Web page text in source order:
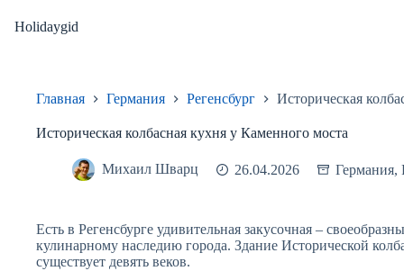
Holidaygid
Главная Германия Регенсбург Историческая
Историческая колбасная кухня у Каменного моста
Михаил Шварц 26.04.2026 Германия,
Есть в Регенсбурге удивительная закусочная –
кулинарному наследию города. Здание Исторической
существует девять веков.